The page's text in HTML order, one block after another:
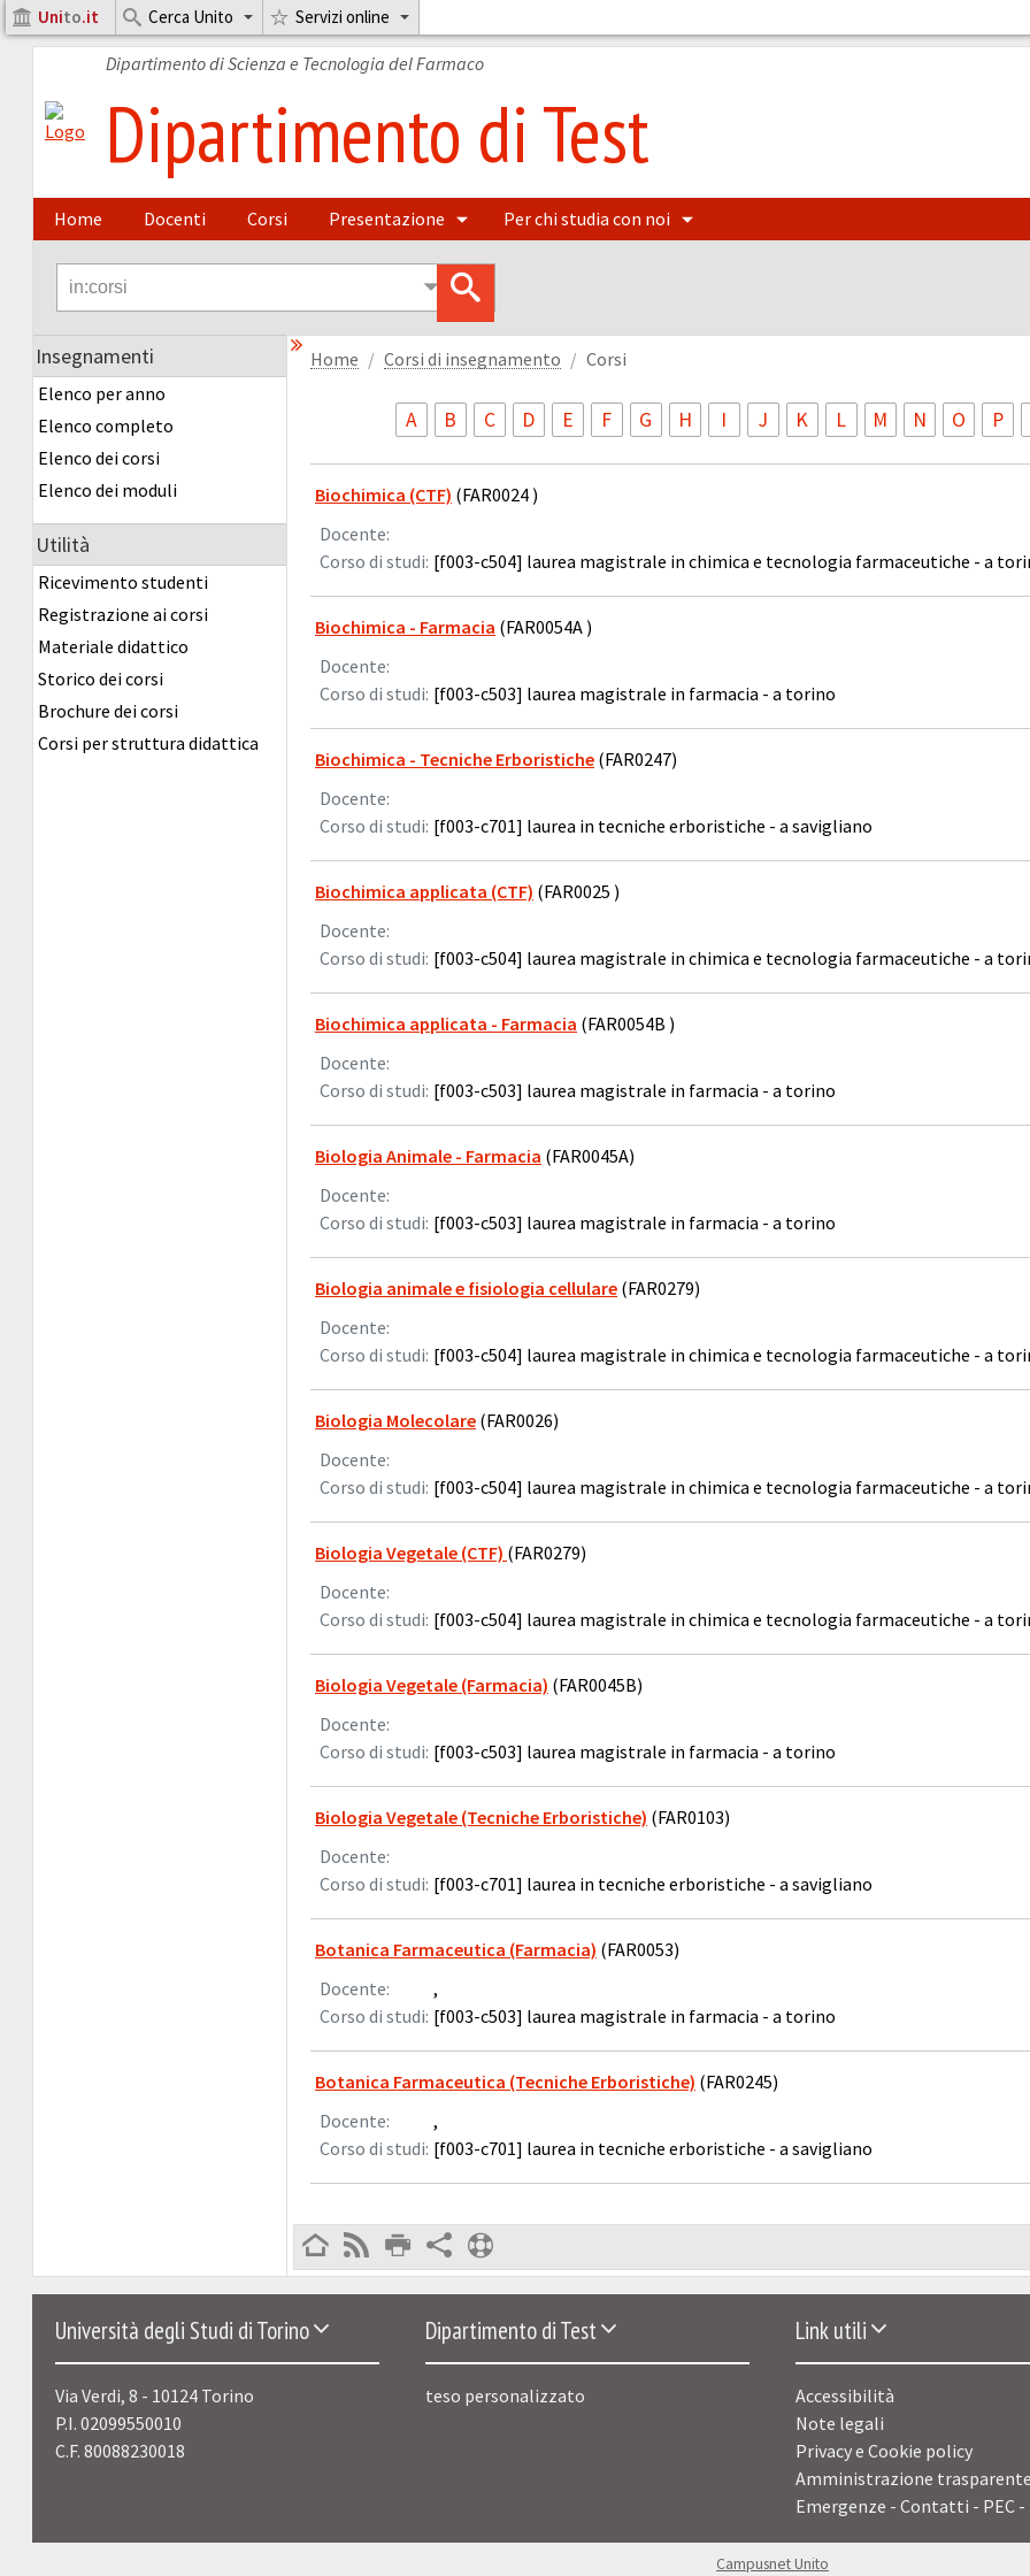
Unito.it Cerca Unito Servizi online
Dipartimento di Scienza e Tecnologia del Farmaco
Dipartimento di Test
Home Docenti Corsi Presentazione Per chi studia con noi
Insegnamenti
Elenco per anno
Elenco completo
Elenco dei corsi
Elenco dei moduli
Utilità
Ricevimento studenti
Registrazione ai corsi
Materiale didattico
Storico dei corsi
Brochure dei corsi
Corsi per struttura didattica
Home Corsi di insegnamento Corsi
A B C D E F G H I J K L M N O P
Biochimica (CTF) (FAR0024 )
Docente:
Corso di studi: [f003-c504] laurea magistrale in chimica e tecnologia farmaceutiche - a
Biochimica - Farmacia (FAR0054A )
Docente:
Corso di studi: [f003-c503] laurea magistrale in farmacia - a torino
Biochimica - Tecniche Erboristiche (FAR0247)
Docente:
Corso di studi: [f003-c701] laurea in tecniche erboristiche - a savigliano
Biochimica applicata (CTF) (FAR0025 )
Docente:
Corso di studi: [f003-c504] laurea magistrale in chimica e tecnologia farmaceutiche - a
Biochimica applicata - Farmacia (FAR0054B )
Docente:
Corso di studi: [f003-c503] laurea magistrale in farmacia - a torino
Biologia Animale - Farmacia (FAR0045A)
Docente:
Corso di studi: [f003-c503] laurea magistrale in farmacia - a torino
Biologia animale e fisiologia cellulare (FAR0279)
Docente:
Corso di studi: [f003-c504] laurea magistrale in chimica e tecnologia farmaceutiche - a
Biologia Molecolare (FAR0026)
Docente:
Corso di studi: [f003-c504] laurea magistrale in chimica e tecnologia farmaceutiche - a
Biologia Vegetale (CTF) (FAR0279)
Docente:
Corso di studi: [f003-c504] laurea magistrale in chimica e tecnologia farmaceutiche - a
Biologia Vegetale (Farmacia) (FAR0045B)
Docente:
Corso di studi: [f003-c503] laurea magistrale in farmacia - a torino
Biologia Vegetale (Tecniche Erboristiche) (FAR0103)
Docente:
Corso di studi: [f003-c701] laurea in tecniche erboristiche - a savigliano
Botanica Farmaceutica (Farmacia) (FAR0053)
Docente:
,
Corso di studi: [f003-c503] laurea magistrale in farmacia - a torino
Botanica Farmaceutica (Tecniche Erboristiche) (FAR0245)
Docente:
,
Corso di studi: [f003-c701] laurea in tecniche erboristiche - a savigliano
Università degli Studi di Torino
Via Verdi, 8 - 10124 Torino
P.I. 02099550010
C.F. 80088230018
Dipartimento di Test
teso personalizzato
Link utili
Accessibilità
Note legali
Privacy e Cookie policy
Amministrazione
Emergenze - Contatti - PEC -
Campusnet Unito